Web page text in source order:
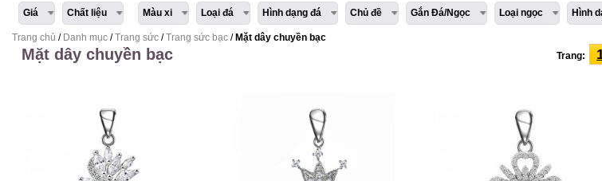
Giá Chất liệu Màu xi Loại đá Hình dạng đá Chủ đề Gắn Đá/Ngọc Loại ngọc Hình
Trang chủ / Danh mục /Trang sức /Trang sức bạc / Mặt dây chuyền bạc
Mặt dây chuyền bạc Trang: